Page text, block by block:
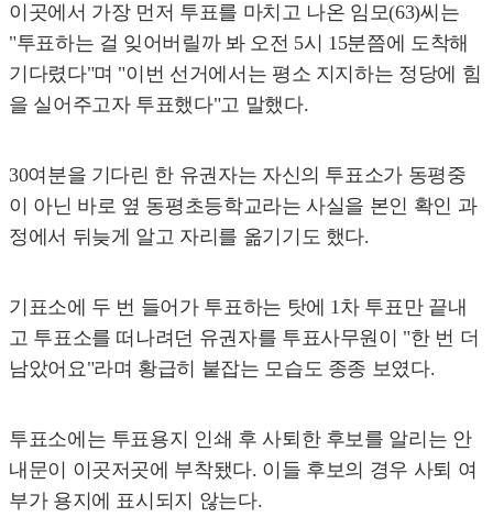
이곳에서 가장 먼저 투표를 마치고 나온 임모(63)씨는
"투표하는 걸 잊어버릴까 봐 오전 5시 15분쯤에 도착해
기다렸다"며 "이번 선거에서는 평소 지지하는 정당에 힘
을 실어주고자 투표했다"고 말했다.
30여분을 기다린 한 유권자는 자신의 투표소가 동평중
이 아닌 바로 옆 동평초등학교라는 사실을 본인 확인 과
정에서 뒤늦게 알고 자리를 옮기기도 했다.
기표소에 두 번 들어가 투표하는 탓에 1차 투표만 끝내
고 투표소를 떠나려던 유권자를 투표사무원이 "한 번 더
남았어요"라며 황급히 붙잡는 모습도 종종 보였다.
투표소에는 투표용지 인쇄 후 사퇴한 후보를 알리는 안
내문이 이곳저곳에 부착됐다. 이들 후보의 경우 사퇴 여
부가 용지에 표시되지 않는다.